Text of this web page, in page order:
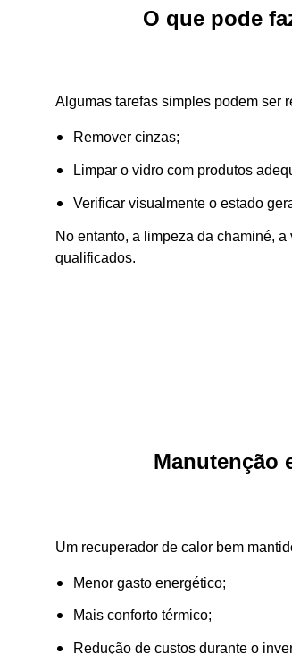
O que pode
Algumas tarefas simples podem ser
Remover cinzas;
Limpar o vidro com produtos
Verificar visualmente o estado
No entanto, a limpeza da chaminé,
qualificados.
Manutenção
Um recuperador de calor bem
Menor gasto energético;
Mais conforto térmico;
Redução de custos durante o